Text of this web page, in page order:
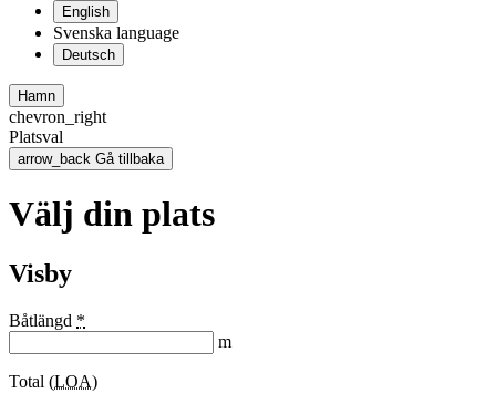
English
Svenska language
Deutsch
Hamn
chevron_right
Platsval
arrow_back Gå tillbaka
Välj din plats
Visby
Båtlängd *
m
Total (LOA)